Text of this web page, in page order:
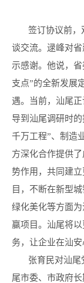
签订协议前，
谈交流。逯峰对
示感谢。他说，
支点”的全新发展
遇。当前，汕尾
导到汕尾调研时
千万工程”、制造
方深化合作提供
势作用，共同建
目，不断在新型
绿化美化等方面
赢项目。汕尾将
务，让企业在汕安
张育民对汕尾
尾市委、市政府